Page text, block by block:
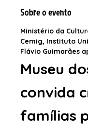
Sobre o evento
Ministério da
Cemig, Instituto
Flávio Guimarães
Museu
convida
famílias